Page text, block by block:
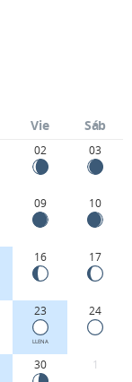
Vie Sáb
02 03
09 10
16 17
23
LLENA
24
30 1